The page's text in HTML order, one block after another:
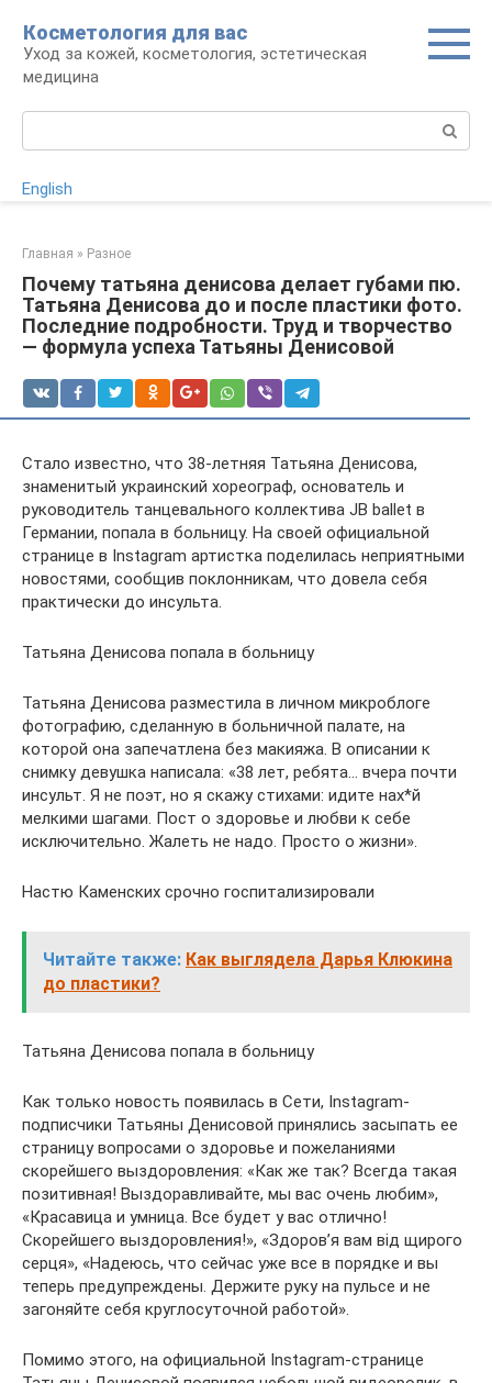
контенту
Косметология для вас
Уход за кожей, косметология, эстетическая
медицина
English
Главная » Разное
Почему татьяна денисова делает губами пю.
Татьяна Денисова до и после пластики фото.
Последние подробности. Труд и творчество
— формула успеха Татьяны Денисовой
Стало известно, что 38-летняя Татьяна Денисова,
знаменитый украинский хореограф, основатель и
руководитель танцевального коллектива JB ballet в
Германии, попала в больницу. На своей официальной
странице в Instagram артистка поделилась неприятными
новостями, сообщив поклонникам, что довела себя
практически до инсульта.
Татьяна Денисова попала в больницу
Татьяна Денисова разместила в личном микроблоге
фотографию, сделанную в больничной палате, на
которой она запечатлена без макияжа. В описании к
снимку девушка написала: «38 лет, ребята… вчера почти
инсульт. Я не поэт, но я скажу стихами: идите нах*й
мелкими шагами. Пост о здоровье и любви к себе
исключительно. Жалеть не надо. Просто о жизни».
Настю Каменских срочно госпитализировали
Читайте также: Как выглядела Дарья Клюкина
до пластики?
Татьяна Денисова попала в больницу
Как только новость появилась в Сети, Instagram-
подписчики Татьяны Денисовой принялись засыпать ее
страницу вопросами о здоровье и пожеланиями
скорейшего выздоровления: «Как же так? Всегда такая
позитивная! Выздоравливайте, мы вас очень любим»,
«Красавица и умница. Все будет у вас отлично!
Скорейшего выздоровления!», «Здоров’я вам від щирого
серця», «Надеюсь, что сейчас уже все в порядке и вы
теперь предупреждены. Держите руку на пульсе и не
загоняйте себя круглосуточной работой».
Помимо этого, на официальной Instagram-странице